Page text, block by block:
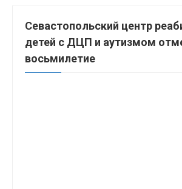
Севастопольский центр
детей с ДЦП и аутизмом
восьмилетие